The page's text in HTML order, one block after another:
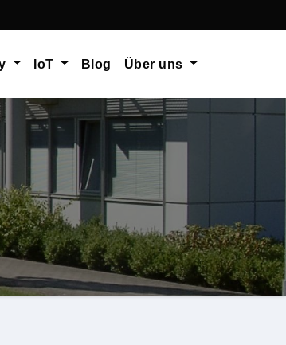
IoT Blog Über uns